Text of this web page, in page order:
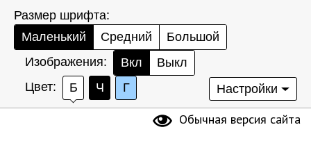
Размер шрифта:
Маленький
Средний
Большой
Изображения:
Вкл
Выкл
Цвет:
Б Ч Г Настройки
Обычная версия сайта